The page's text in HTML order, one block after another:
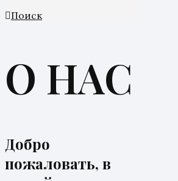
Поиск
О НАС
Добро
пожаловать, в